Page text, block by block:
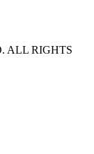
ALL RIGHTS